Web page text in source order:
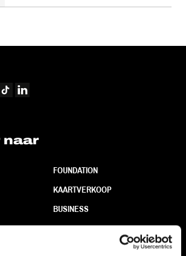
naar
FOUNDATION
KAARTVERKOOP
BUSINESS